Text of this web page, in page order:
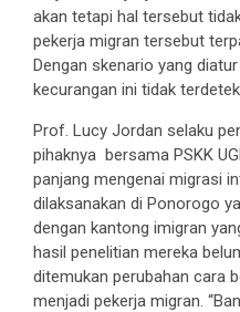
akan tetapi hal tersebut
pekerja migran tersebut
Dengan skenario yang
kecurangan ini tidak
Prof. Lucy Jordan selaku
pihaknya bersama PSKK
panjang mengenai migrasi
dilaksanakan di Ponorogo
dengan kantong imigran
hasil penelitian mereka
ditemukan perubahan cara
menjadi pekerja migran.